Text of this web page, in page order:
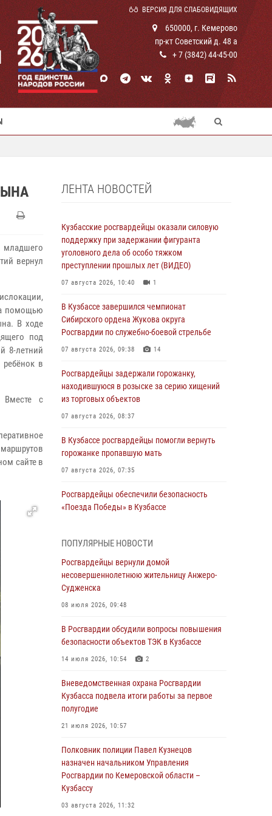
ВЕРСИЯ ДЛЯ СЛАБОВИДЯЩИХ
650000, г. Кемерово
пр-кт Советский д. 48 а
+ 7 (3842) 44-45-00
младшего
вернул
помощью
В ходе
под
8-летний
в
Вместе с
сайте в
ЛЕНТА НОВОСТЕЙ
Кузбасские росгвардейцы оказали силовую
поддержку при задержании фигуранта
уголовного дела об особо тяжком
преступлении прошлых лет (ВИДЕО)
07 августа 2026, 10:40 1
В Кузбассе завершился чемпионат
Сибирского ордена Жукова округа
Росгвардии по служебно-боевой стрельбе
07 августа 2026, 09:38 14
Росгвардейцы задержали горожанку,
находившуюся в розыске за серию хищений
из торговых объектов
07 августа 2026, 08:37
В Кузбассе росгвардейцы помогли вернуть
горожанке пропавшую мать
07 августа 2026, 07:35
Росгвардейцы обеспечили безопасность
«Поезда Победы» в Кузбассе
Генерал-полковник Олег Плохой поздравил
специалистов организационно-штатных
подразделений Росгвардии с
профессиональным праздником
07 августа 2026, 05:32
С 1 сентября 2026 года вступает в силу новый
федеральный закон о частной охранной
Росгвардейцы задержали предполагаемого
виновника причинения ножевого ранения
Росгвардейцы задержали мужчину,
повредившего имущество горожанки
06 августа 2026, 08:17
ПОПУЛЯРНЫЕ НОВОСТИ
Росгвардейцы вернули домой
несовершеннолетнюю жительницу Анжеро-
Судженска
08 июля 2026, 09:48
В Росгвардии обсудили вопросы повышения
безопасности объектов ТЭК в Кузбассе
14 июля 2026, 10:54 2
Вневедомственная охрана Росгвардии
Кузбасса подвела итоги работы за первое
полугодие
21 июля 2026, 10:57
Полковник полиции Павел Кузнецов
назначен начальником Управления
Росгвардии по Кемеровской области –
Кузбассу
03 августа 2026, 11:32